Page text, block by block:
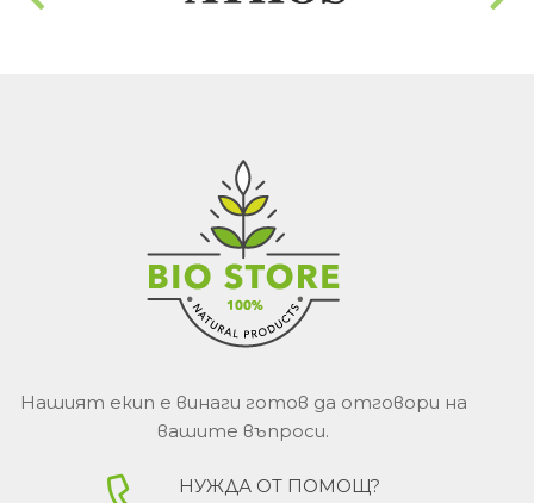
Нашият екип е винаги готов да отговори на
вашите въпроси.
НУЖДА ОТ ПОМОЩ?